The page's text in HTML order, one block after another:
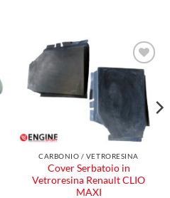
Aggiungi
alla lista
desideri
CARBONIO / VETRORESINA
Cover Serbatoio in
Vetroresina Renault CLIO
MAXI